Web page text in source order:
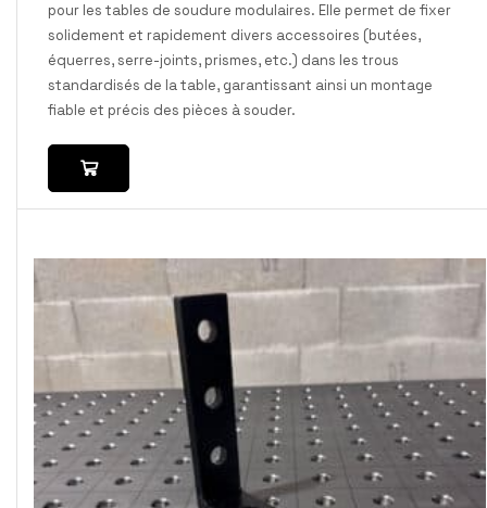
pour les tables de soudure modulaires. Elle permet de fixer
solidement et rapidement divers accessoires (butées,
équerres, serre-joints, prismes, etc.) dans les trous
standardisés de la table, garantissant ainsi un montage
fiable et précis des pièces à souder.